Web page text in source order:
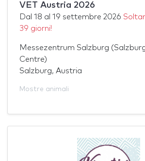
VET Austria 2026
Dal 18 al 19 settembre 2026
39 giorni!
Messezentrum Salzburg
Centre)
Salzburg, Austria
Mostre animali